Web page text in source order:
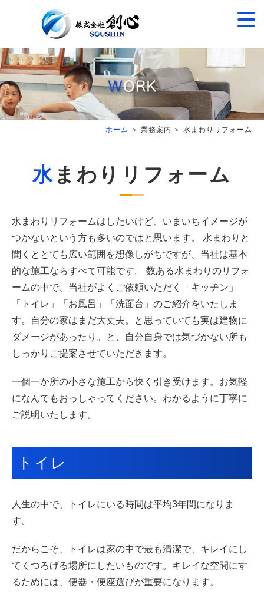
ホーム ＞ 業務案内 ＞ 水まわりリフォーム
水まわりリフォーム
水まわりリフォームはしたいけど、いまいちイメージが
つかないという方も多いのではと思います。
水まわりと
聞くととても広い範囲を想像しがちですが、当社は基本
的な施工ならすべて可能です。
数ある水まわりのリフォ
ームの中で、当社がよくご依頼いただく「キッチン」
「トイレ」「お風呂」「洗面台」のご紹介をいたしま
す。自分の家はまだ大丈夫。と思っていても実は建物に
ダメージがあったり。と、自分自身では気づかない所も
しっかりご提案させていただきます。
一個一か所の小さな施工から快く引き受けます。 お気軽
になんでもおっしゃってください。わかるように丁寧に
ご説明いたします。
トイレ
人生の中で、トイレにいる時間は平均3年間になりま
す。
だからこそ、トイレは家の中で最も清潔で、キレイにし
てくつろげる場所にしたいものです。キレイな空間にす
るためには、便器・便座選びが重要になります。